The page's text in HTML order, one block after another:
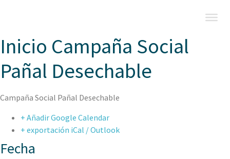
Inicio Campaña Social
Pañal Desechable
Campaña Social Pañal Desechable
+ Añadir Google Calendar
+ exportación iCal / Outlook
Fecha